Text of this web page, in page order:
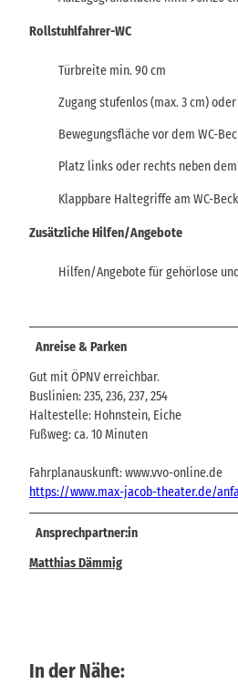
Rollstuhlfahrer-WC
Türbreite min. 90 cm
Zugang stufenlos (max. 3 cm)
Bewegungsfläche vor dem WC-
Platz links oder rechts neben dem
Klappbare Haltegriffe am WC-
Zusätzliche Hilfen/Angebote
Hilfen/Angebote für gehörlose
Anreise & Parken
Gut mit ÖPNV erreichbar.
Buslinien: 235, 236, 237, 254
Haltestelle: Hohnstein, Eiche
Fußweg: ca. 10 Minuten
Fahrplanauskunft: www.vvo-online.de
https://www.max-jacob-theater.de/
Ansprechpartner:in
Matthias Dämmig
In der Nähe: